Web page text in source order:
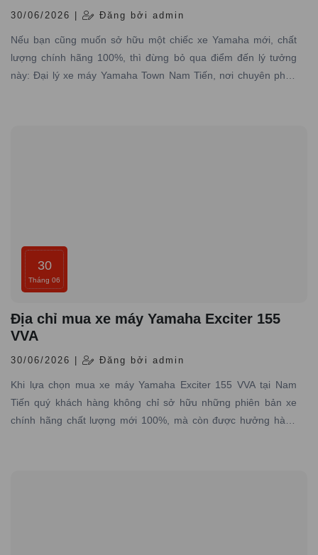
30/06/2026 | Đăng bởi admin
Nếu bạn cũng muốn sở hữu một chiếc xe Yamaha mới, chất
lượng chính hãng 100%, thì đừng bỏ qua điểm đến lý tưởng
này: Đại lý xe máy Yamaha Town Nam Tiến, nơi chuyên phân
30
Tháng 06
Địa chỉ mua xe máy Yamaha Exciter 155
VVA
30/06/2026 | Đăng bởi admin
Khi lựa chọn mua xe máy Yamaha Exciter 155 VVA tại Nam
Tiến quý khách hàng không chỉ sở hữu những phiên bản xe
chính hãng chất lượng mới 100%, mà còn được hưởng hàng